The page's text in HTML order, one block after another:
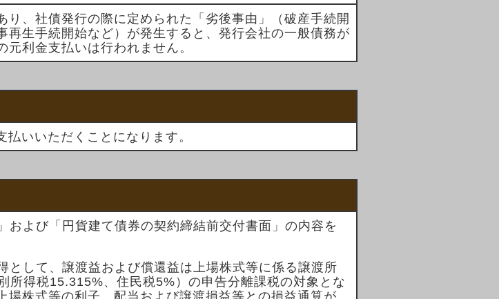
り、社債発行の際に定められた「劣後事由」（破産手続開
再生手続開始など）が発生すると、発行会社の一般債務が
利金支払いは行われません。
いいただくことになります。
および「円貨建て債券の契約締結前交付書面」の内容を
として、譲渡益および償還益は上場株式等に係る譲渡所
所得税15.315%、住民税5%）の申告分離課税の対象とな
場株式等の利子、配当および譲渡損益等との損益通算が